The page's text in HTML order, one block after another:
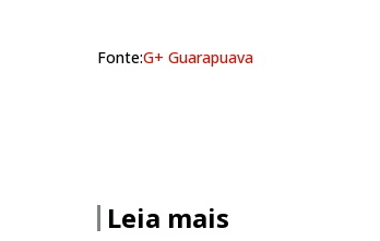
Fonte:G+ Guarapuava
Leia mais